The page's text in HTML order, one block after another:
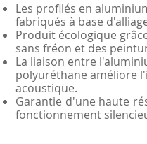
Les profilés en
fabriqués à base
Produit écologique
sans fréon et des
La liaison entre
polyuréthane améliore
acoustique.
Garantie d'une haute
fonctionnement